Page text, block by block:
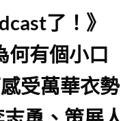
了！》
何有個小口
受萬華衣勢